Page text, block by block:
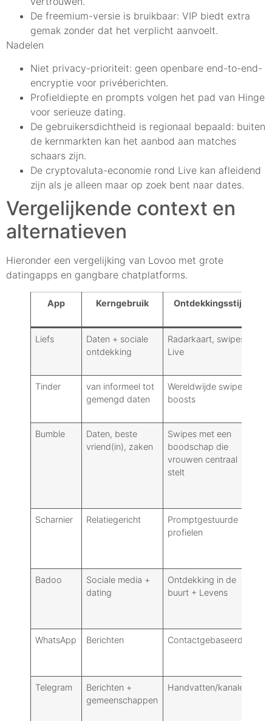
De freemium-versie is bruikbaar: VIP biedt extra
gemak zonder dat het verplicht aanvoelt.
Nadelen
Niet privacy-prioriteit: geen openbare end-to-end-
encryptie voor privéberichten.
Profieldiepte en prompts volgen het pad van Hinge
voor serieuze dating.
De gebruikersdichtheid is regionaal bepaald: buiten
de kernmarkten kan het aanbod aan matches
schaars zijn.
De cryptovaluta-economie rond Live kan afleidend
zijn als je alleen maar op zoek bent naar dates.
Vergelijkende context en
alternatieven
Hieronder een vergelijking van Lovoo met grote
datingapps en gangbare chatplatforms.
App Kerngebruik Ontdekkingsstijl
Liefs
Daten + sociale
ontdekking
Radarkaart, swipes,
Live
Tinder
van informeel tot
gemengd daten
Wereldwijde swipes,
boosts
Bumble
Daten, beste
vriend(in), zaken
Swipes met een
boodschap die
vrouwen centraal
stelt
Scharnier Relatiegericht
Promptgestuurde
profielen
Badoo
Sociale media +
dating
Ontdekking in de
buurt + Levens
WhatsApp Berichten Contactgebaseerd
Telegram
Berichten +
gemeenschappen
Handvatten/kanalen